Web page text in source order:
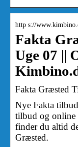
http s://
Fakta
Uge 07 ||
Fakta Græsted
Nye Fakta
tilbud og
finder du altid
Græsted.